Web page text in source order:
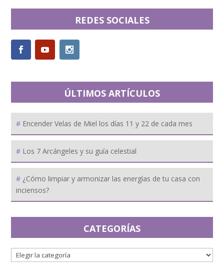
REDES SOCIALES
ÚLTIMOS ARTÍCULOS
Encender Velas de Miel los días 11 y 22 de cada mes
Los 7 Arcángeles y su guía celestial
¿Cómo limpiar y armonizar las energías de tu casa con
inciensos?
CATEGORÍAS